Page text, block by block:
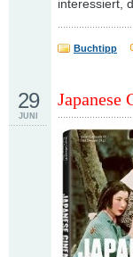
interessiert,
Buchtipp
Japanese
29
JUNI